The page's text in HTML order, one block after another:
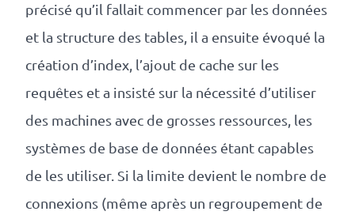
précisé qu’il fallait commencer par les données
et la structure des tables, il a ensuite évoqué la
création d’index, l’ajout de cache sur les
requêtes et a insisté sur la nécessité d’utiliser
des machines avec de grosses ressources, les
systèmes de base de données étant capables
de les utiliser. Si la limite devient le nombre de
connexions (même après un regroupement de